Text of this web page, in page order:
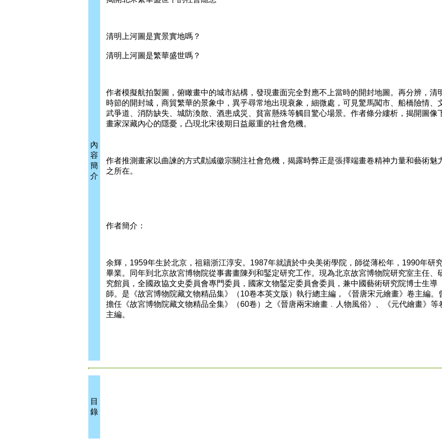
內
容
簡
介
清明上河圖是實景實地嗎？
清明上河圖是繁華盛世嗎？
作者模擬航拍製圖，俯瞰畫中的城市結構，發現畫面完全對應不上當時的開封地圖。再分辨，清
時節的開封城，商貿繁華的景象中，異乎尋常地出現衰象，細微處，可見驚馬闖市、船橋險情、
武爭道、消防缺失、城防渙散、酒患成災、貧富懸殊等觸目驚心場景。作者條分縷析，揭開圖像
畫家深藏內心的隱憂，凸現北宋後期日益嚴重的社會危機。
作者推測畫家以曲諫的方式勸誡徽宗關注社會危機，揭露時弊正是張擇端畫卷精神力量和藝術魅
之所在。
作者簡介：
余輝，1959年生於北京，祖籍浙江淳安。1987年就讀於中央美術學院，師從薄松年，1990年研
畢業。同年到北京故宮博物院從事書畫陳列和鋻定研究工作。現為北京故宮博物院研究室主任、
究館員，全國政協文史委員會專門委員，國家文物鋻定委員會委員，兼中國藝術研究院博士生導
師。是《故宮博物院藏文物精品集》（10卷本英文版）執行總主編，《晉唐宋元繪畫》卷主編。
擔任《故宮博物院藏文物精品全集》（60卷）之《晉唐兩宋繪畫﹒人物風俗》、《元代繪畫》等
主編。
目
錄